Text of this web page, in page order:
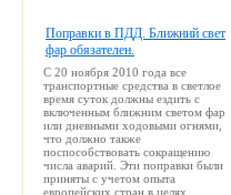
Поправки в ПДД. Ближний свет
фар обязателен.
С 20 ноября 2010 года все
транспортные средства в светлое
время суток должны ездить с
включенным ближним светом фар
или дневными ходовыми огнями,
что должно также
поспособствовать сокращению
числа аварий. Эти поправки были
приняты с учетом опыта
европейских стран в целях